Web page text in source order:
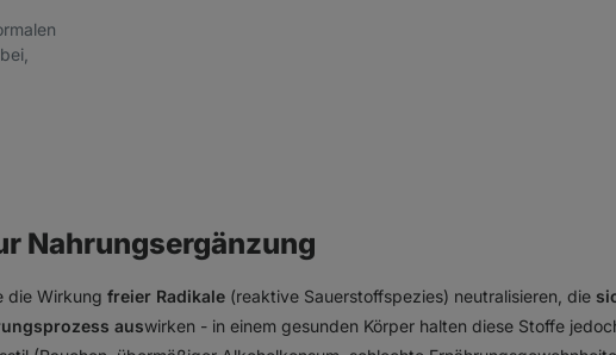
Nahrungsergänzung
die Wirkung freier Radikale (reaktive Sauerstoffspezies) neutralisieren, die
auswirken - in einem gesunden Körper halten diese Stoffe